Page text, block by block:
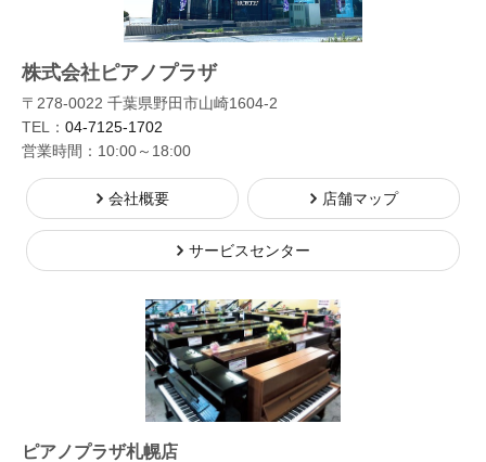
株式会社ピアノプラザ
〒278-0022 千葉県野田市山崎1604-2
TEL： 04-7125-1702
営業時間：10:00～18:00
会社概要 店舗マップ
サービスセンター
ピアノプラザ札幌店